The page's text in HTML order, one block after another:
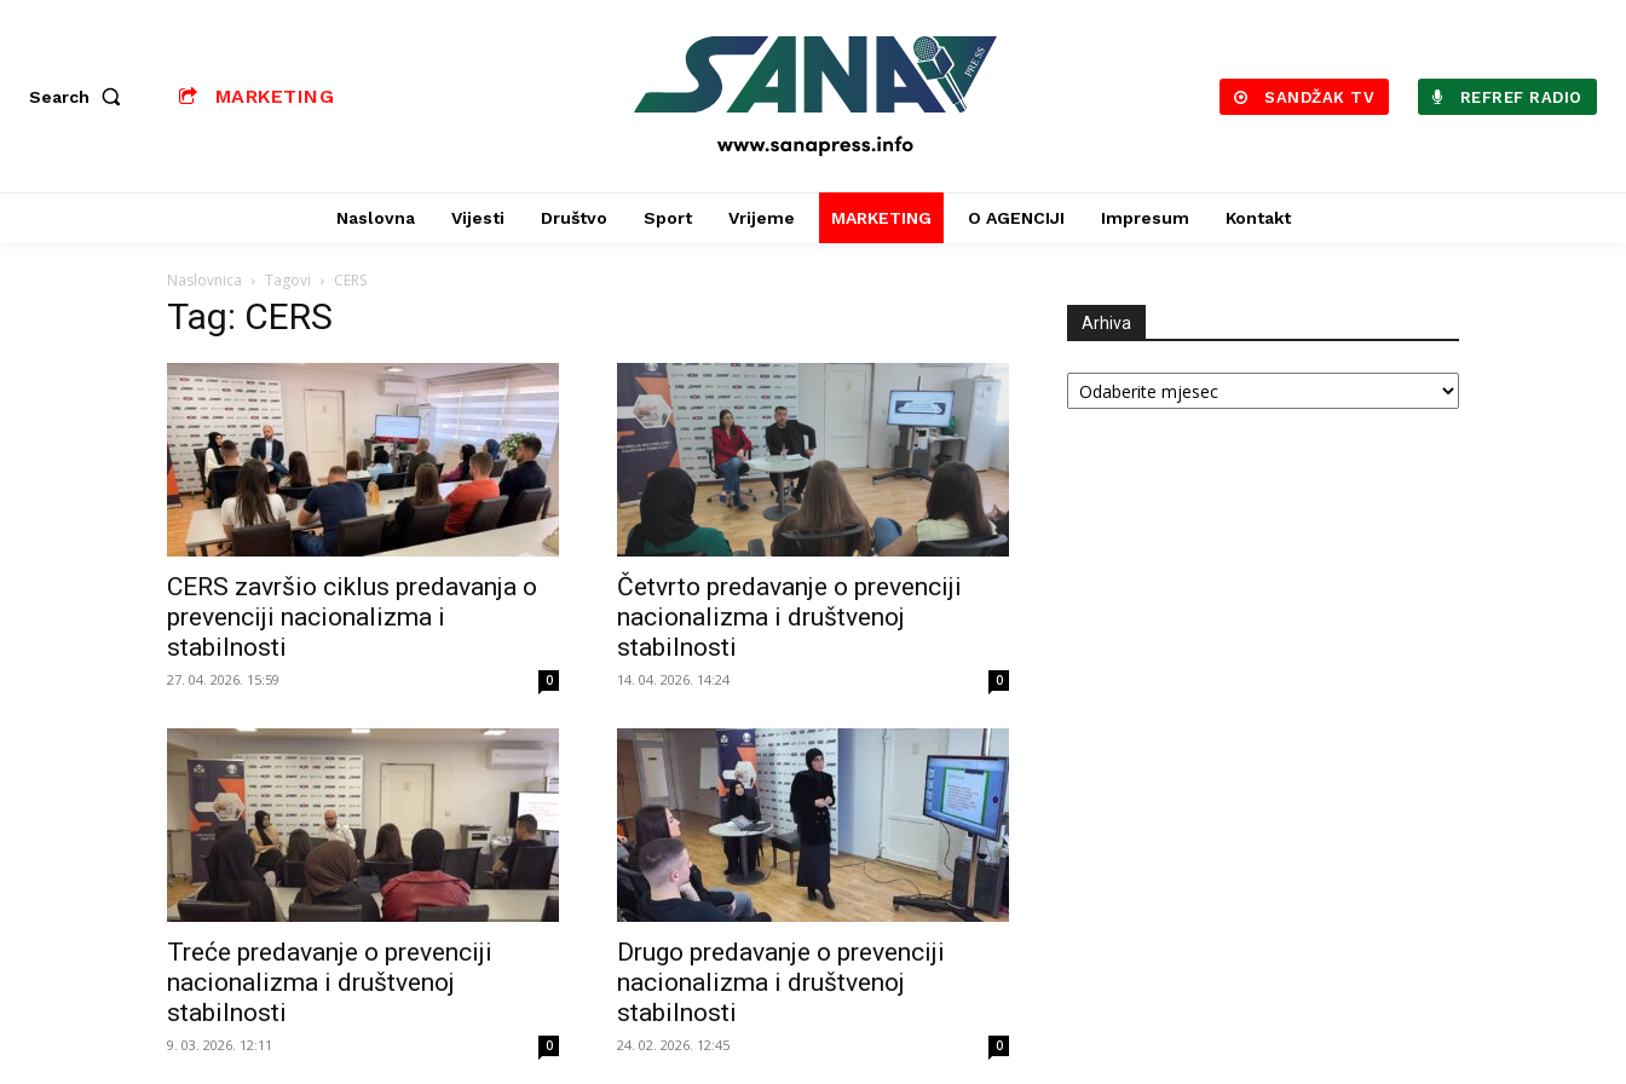
Search MARKETING
PRESS
SANDŽAK TV REFREF RADIO
Naslovna Vijesti Društvo Sport Vrijeme MARKETING O AGENCIJI Impresum Kontakt
Naslovnica Tagovi CERS
Tag: CERS
CERS završio ciklus predavanja o
prevenciji nacionalizma i
stabilnosti
27. 04. 2026. 15:59 0
Četvrto predavanje o prevenciji
nacionalizma i društvenoj
stabilnosti
14. 04. 2026. 14:24 0
Treće predavanje o prevenciji
nacionalizma i društvenoj
stabilnosti
9. 03. 2026. 12:11 0
Drugo predavanje o prevenciji
nacionalizma i društvenoj
stabilnosti
24. 02. 2026. 12:45 0
Arhiva
Arhiva